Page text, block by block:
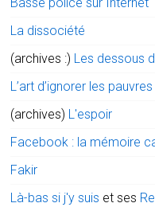
La dissociété
(archives :) Les dessous
L’art d’ignorer les pauvres
(archives) L'espoir
Facebook : la mémoire
Fakir
Là-bas si j'y suis et ses